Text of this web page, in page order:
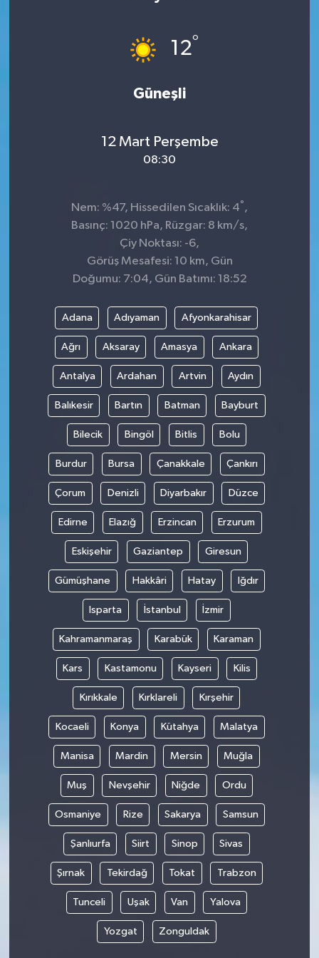
12°
Güneşli
12 Mart Perşembe
08:30
Nem: %47, Hissedilen Sıcaklık: 4° ,
Basınç: 1020 hPa, Rüzgar: 8 km/s,
Çiy Noktası: -6,
Görüş Mesafesi: 10 km, Gün
Doğumu: 7:04, Gün Batımı: 18:52
Adana Adıyaman Afyonkarahisar
Ağrı Aksaray Amasya Ankara
Antalya Ardahan Artvin Aydın
Balıkesir Bartın Batman Bayburt
Bilecik Bingöl Bitlis Bolu
Burdur Bursa Çanakkale Çankırı
Çorum Denizli Diyarbakır Düzce
Edirne Elazığ Erzincan Erzurum
Eskişehir Gaziantep Giresun
Gümüşhane Hakkâri Hatay Iğdır
Isparta İstanbul İzmir
Kahramanmaraş Karabük Karaman
Kars Kastamonu Kayseri Kilis
Kırıkkale Kırklareli Kırşehir
Kocaeli Konya Kütahya Malatya
Manisa Mardin Mersin Muğla
Muş Nevşehir Niğde Ordu
Osmaniye Rize Sakarya Samsun
Şanlıurfa Siirt Sinop Sivas
Şırnak Tekirdağ Tokat Trabzon
Tunceli Uşak Van Yalova
Yozgat Zonguldak
SİVİL TOPLUM
SOSYAL YAŞAM
ULUSAL HABERLER